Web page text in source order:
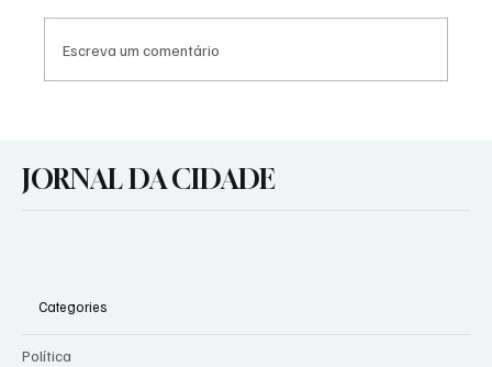
contra a mulher
Escreva um comentário
JORNAL DA CIDADE
Categories
Política